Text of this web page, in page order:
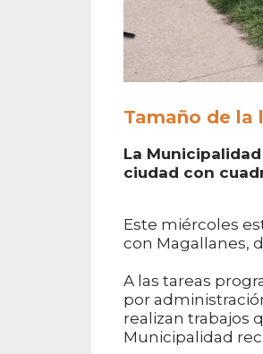
Tamaño de la
La
ciudad con
Este miércoles
con Magallanes,
A las tareas
por
realizan trabajos
Municipalidad